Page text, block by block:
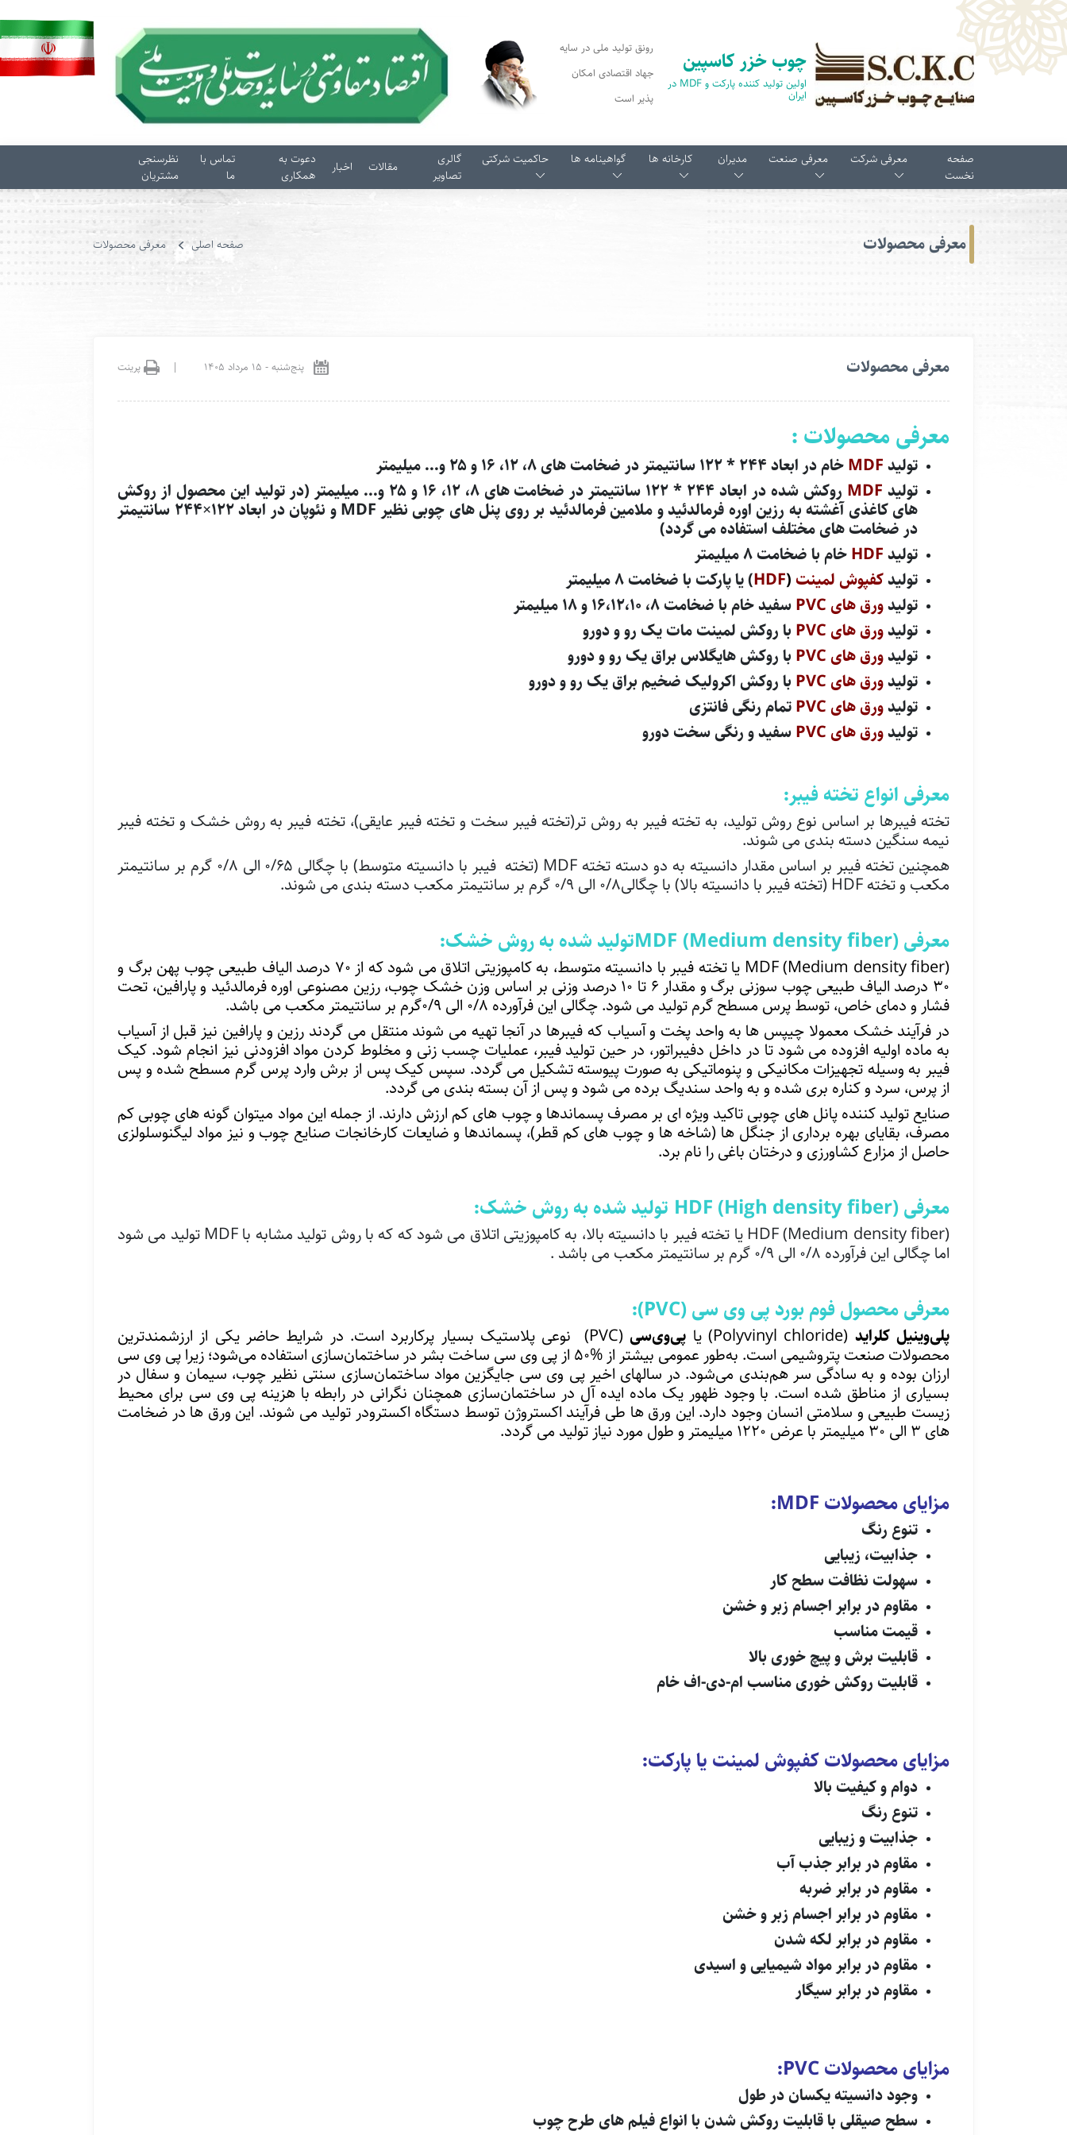
چوب خزر کاسپین
اولین تولید کننده پارکت و MDF در
ایران
رونق تولید ملی در سایه
جهاد اقتصادی امکان
پذیر است
صفحه
نخست
معرفی شرکت معرفی صنعت مدیران کارخانه ها گواهینامه ها حاکمیت شرکتی
گالری
تصاویر
مقالات اخبار
دعوت به
همکاری
تماس با
ما
نظرسنجی
مشتریان
معرفی محصولات صفحه اصلی معرفی محصولات
معرفی محصولات پنج‌شنبه- ۱۵ مرداد ۱۴۰۵ |
معرفی محصولات :
تولید
خام در ابعاد ۲۴۴ * ۱۲۲ سانتیمتر در ضخامت های ۸، ۱۲، ۱۶ و ۲۵ و... میلیمتر
تولیدMDF روکش شده در ابعاد ۲۴۴ * ۱۲۲ سانتیمتر در ضخامت های ۸، ۱۲، ۱۶ و ۲۵ و... میلیمتر (در تولید این محصول از روکش
های کاغذی آغشته به رزین اوره فرمالدئید و ملامین فرمالدئید بر روی پنل های چوبی نظیر MDF و نئوپان در ابعاد ۱۲۲×۲۴۴ سانتیمتر
در ضخامت های مختلف استفاده می گردد)
تولید
خام با ضخامت ۸ میلیمتر
تولیدکفپوش لمینت (
HDF) یا پارکت با ضخامت ۸ میلیمتر
تولیدورق های PVC
سفید خام با ضخامت ۸، ۱۶،۱۲،۱۰ و ۱۸ میلیمتر
تولیدورق های PVC
با روکش لمینت مات یک رو و دورو
تولیدورق های PVC
با روکش هایگلاس براق یک رو و دورو
تولیدورق های PVC
با روکش اکرولیک ضخیم براق یک رو و دورو
تولیدورق های PVC
تمام رنگی فانتزی
تولیدورق های PVC سفید و رنگی سخت دورو
معرفی انواع تخته فیبر:
تخته فیبرها بر اساس نوع روش تولید، به تخته فیبر به روش تر(تخته فیبر سخت و تخته فیبر عایقی)، تخته فیبر به روش خشک و تخته فیبر
نیمه سنگین دسته بندی می شوند.
همچنین تخته فیبر بر اساس مقدار دانسیته به دو دسته تخته MDF (تخته فیبر با دانسیته متوسط) با چگالی ۰/۶۵ الی ۰/۸ گرم بر سانتیمتر
مکعب و تخته HDF (تخته فیبر با دانسیته بالا) با چگالی۰/۸ الی ۰/۹ گرم بر سانتیمتر مکعب دسته بندی می شوند.
معرفی (MDF (Medium density fiberتولید شده به روش خشک:
MDF (Medium density fiber) یا تخته فیبر با دانسیته متوسط، به کامپوزیتی اتلاق می شود که از ۷۰ درصد الیاف طبیعی چوب پهن برگ و
۳۰ درصد الیاف طبیعی چوب سوزنی برگ و مقدار ۶ تا ۱۰ درصد وزنی بر اساس وزن خشک چوب، رزین مصنوعی اوره فرمالدئید و پارافین، تحت
فشار و دمای خاص، توسط پرس مسطح گرم تولید می شود. چگالی این فرآورده ۰/۸ الی ۰/۹گرم بر سانتیمتر مکعب می باشد.
در فرآیند خشک معمولا چیپس ها به واحد پخت و آسیاب که فیبرها در آنجا تهیه می شوند منتقل می گردند رزین و پارافین نیز قبل از آسیاب
به ماده اولیه افزوده می شود تا در داخل دفیبراتور، در حین تولید فیبر، عملیات چسب زنی و مخلوط کردن مواد افزودنی نیز انجام شود. کیک
فیبر به وسیله تجهیزات مکانیکی و پنوماتیکی به صورت پیوسته تشکیل می گردد. سپس کیک پس از برش وارد پرس گرم مسطح شده و پس
از پرس، سرد و کناره بری شده و به واحد سندیگ برده می شود و پس از آن بسته بندی می گردد.
صنایع تولید کننده پانل های چوبی تاکید ویژه ای بر مصرف پسماندها و چوب های کم ارزش دارند. از جمله این مواد میتوان گونه های چوبی کم
مصرف، بقایای بهره برداری از جنگل ها (شاخه ها و چوب های کم قطر)، پسماندها و ضایعات کارخانجات صنایع چوب و نیز مواد لیگنوسلولزی
حاصل از مزارع کشاورزی و درختان باغی را نام برد.
معرفی ( HDF (High density fiber تولید شده به روش خشک:
HDF (Medium density fiber) یا تخته فیبر با دانسیته بالا، به کامپوزیتی اتلاق می شود که که با روش تولید مشابه با MDF تولید می شود
اما چگالی این فرآورده ۰/۸ الی ۰/۹ گرم بر سانتیمتر مکعب می باشد .
معرفی محصول فوم بورد پی وی سی (PVC
):
پلی‌وینیل کلراید (Polyvinyl chloride) یا پی‌وی‌سی (PVC) نوعی پلاستیک بسیار پرکاربرد است. در شرایط حاضر یکی از ارزشمندترین
محصولات صنعتپتروشیمی است. به‌طور عمومی بیشتر از %۵۰ از پی وی سی ساخت بشر در ساختمان‌سازی استفاده می‌شود؛ زیرا پی وی سی
ارزان بوده و به سادگی سر هم‌بندی می‌شود. در سالهای اخیر پی وی سی جایگزین مواد ساختمان‌سازی سنتی نظیرچوب، سیمان و سفال در
بسیاری از مناطق شده‌ است. با وجود ظهور یک ماده ایده آل در ساختمان‌سازی همچنان نگرانی در رابطه با هزینه پی وی سی برای محیط
زیست طبیعی و سلامتی انسان وجود دارد. این ورق ها طی فرآیند اکستروژن توسط دستگاه اکسترودر تولید می شوند. این ورق ها در ضخامت
های ۳ الی ۳۰ میلیمتر با عرض ۱۲۲۰ میلیمتر و طول مورد نیاز تولید می گردد.
مزایای محصولات MDF
:
تنوع رنگ
جذابیت، زیبایی
سهولت نظافت سطح کار
مقاوم در برابر اجسام زبر و خشن
قیمت مناسب
قابلیت برش و پیچ خوری بالا
قابلیت روکش خوری مناسب ام-دی-اف خام
مزایای محصولات کفپوش لمینت یا پارکت:
دوام و کیفیت بالا
تنوع رنگ
جذابیت و زیبایی
مقاوم در برابر جذب آب
مقاوم در برابر ضربه
مقاوم در برابر اجسام زبر و خشن
مقاوم در برابر لکه شدن
مقاوم در برابر مواد شیمیایی و اسیدی
مقاوم در برابر سیگار
مزایای محصولاتPVC
:
وجود دانسیته یکسان در طول
سطح صیقلی با قابلیت روکش شدن با انواع فیلم های طرح چوب